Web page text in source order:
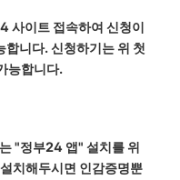
사이트 접속하여 신청이
합니다. 신청하기는 위 첫
능합니다.
"정부24 앱" 설치를 위
치해두시면 인감증명뿐